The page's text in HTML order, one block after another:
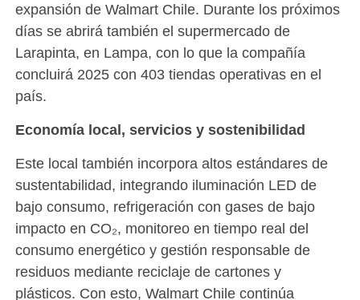
expansión de Walmart Chile. Durante los próximos
días se abrirá también el supermercado de
Larapinta, en Lampa, con lo que la compañía
concluirá 2025 con 403 tiendas operativas en el
país.
Economía local, servicios y sostenibilidad
Este local también incorpora altos estándares de
sustentabilidad, integrando iluminación LED de
bajo consumo, refrigeración con gases de bajo
impacto en CO₂, monitoreo en tiempo real del
consumo energético y gestión responsable de
residuos mediante reciclaje de cartones y
plásticos. Con esto, Walmart Chile continúa